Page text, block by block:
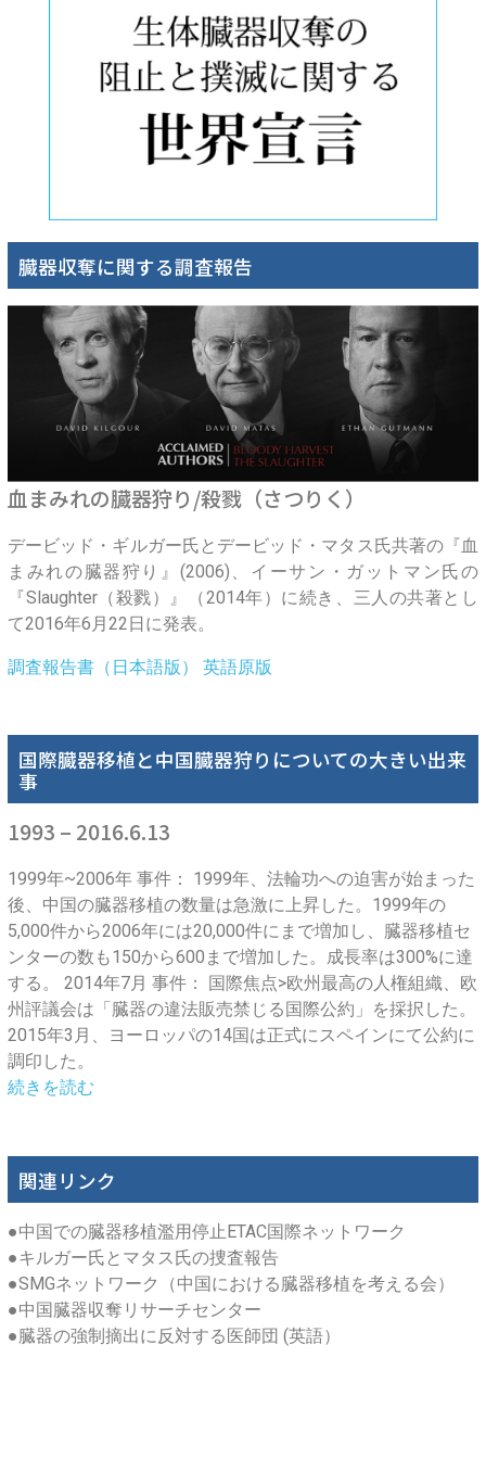
臓器収奪に関する調査報告
血まみれの臓器狩り/殺戮（さつりく）
デービッド・ギルガー氏とデービッド・マタス氏共著の『血
まみれの臓器狩り』(2006)、イーサン・ガットマン氏の
『Slaughter（殺戮）』（2014年）に続き、三人の共著とし
て2016年6月22日に発表。
調査報告書（日本語版） 英語原版
国際臓器移植と中国臓器狩りについての大きい出来
事
1993 – 2016.6.13
1999年~2006年 事件： 1999年、法輪功への迫害が始まった
後、中国の臓器移植の数量は急激に上昇した。1999年の
5,000件から2006年には20,000件にまで増加し、臓器移植セ
ンターの数も150から600まで増加した。成長率は300%に達
する。 2014年7月 事件： 国際焦点>欧州最高の人権組織、欧
州評議会は「臓器の違法販売禁じる国際公約」を採択した。
2015年3月、ヨーロッパの14国は正式にスペインにて公約に
調印した。
続きを読む
関連リンク
●中国での臓器移植濫用停止ETAC国際ネットワーク
●キルガー氏とマタス氏の捜査報告
●SMGネットワーク（中国における臓器移植を考える会）
●中国臓器収奪リサーチセンター
●臓器の強制摘出に反対する医師団 (英語）